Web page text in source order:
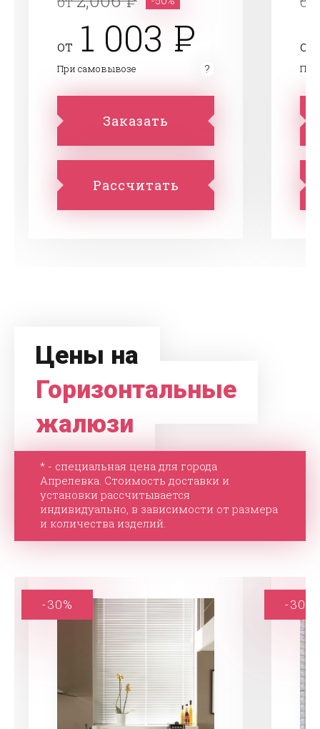
от 1 003
При самовывозе
Заказать
Рассчитать
от
При
Цены на
Горизонтальные
жалюзи
* - специальная цена для города
Апрелевка. Стоимость доставки и
установки рассчитывается
индивидуально, в зависимости от размера
и количества изделий.
-30% -30%